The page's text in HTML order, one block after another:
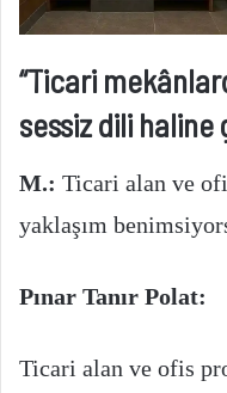
“Ticari
sessiz dili haline
M.: Ticari alan ve
yaklaşım
Pınar Tanır Polat:
Ticari alan ve ofis